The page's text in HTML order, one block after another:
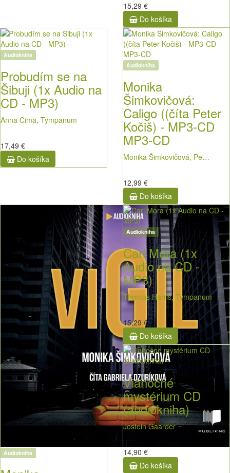
15,29 €
Do košíka
Audiokniha
Probudím se na
Šibuji (1x Audio na
CD - MP3)
Anna Cima, Tympanum
17,49 €
Do košíka
Audiokniha
Monika
Šimkovičová:
Caligo ((číta Peter
Kočiš) - MP3-CD
MP3-CD
Monika Šimkovičová, Pe…
12,99 €
Do košíka
Audiokniha
Audiokniha
Cari Mora (1x
Audio na CD -
MP3)
Thomas Harris, Tympanum
15,29 €
Do košíka
Vianočné
mystérium CD
(audiokniha)
Jostein Gaarder
14,90 €
Do košíka